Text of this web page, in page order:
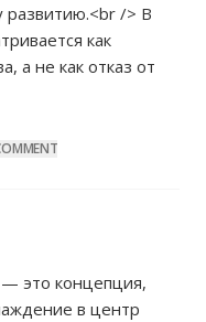
развитию.<br /> В
как
а не как отказ от
это концепция,
в центр